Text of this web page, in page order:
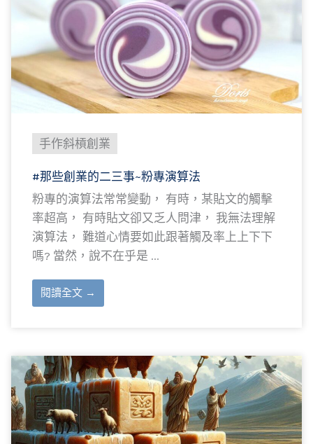
手作斜槓創業
#那些創業的二三事~粉專演算法
粉專的演算法常常變動， 有時，某貼文的觸擊
率超高， 有時貼文卻又乏人問津， 我無法理解
演算法， 難道心情要如此跟著觸及率上上下下
嗎? 當然，說不在乎是 ...
閱讀全文 →